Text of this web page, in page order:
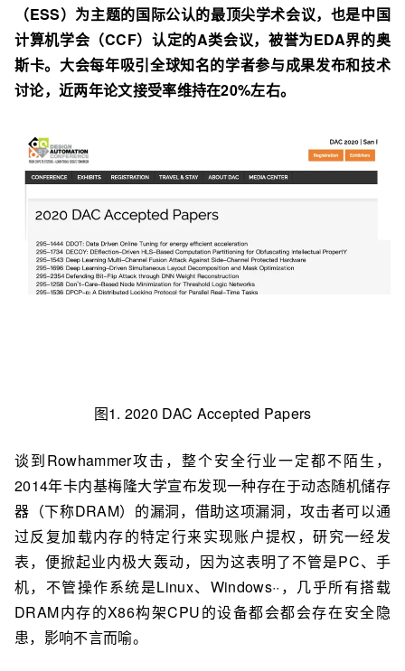
（ESS）为主题的国际公认的最顶尖学术会议，也是中国
计算机学会（CCF）认定的A类会议，被誉为EDA界的奥
斯卡。大会每年吸引全球知名的学者参与成果发布和技术
讨论，近两年论文接受率维持在20%左右。
图1. 2020 DAC Accepted Papers
谈到Rowhammer攻击，整个安全行业一定都不陌生，
2014年卡内基梅隆大学宣布发现一种存在于动态随机储存
器（下称DRAM）的漏洞，借助这项漏洞，攻击者可以通
过反复加载内存的特定行来实现账户提权，研究一经发
表，便掀起业内极大轰动，因为这表明了不管是PC、手
机，不管操作系统是Linux、Windows··，几乎所有搭载
DRAM内存的X86构架CPU的设备都会都会存在安全隐
患，影响不言而喻。